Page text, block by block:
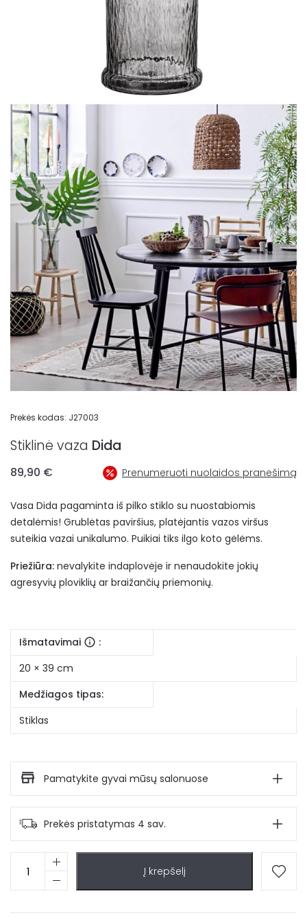
Prekės kodas: J27003
Stiklinė vaza Dida
89,90 € Prenumeruoti nuolaidos pranešimą
Vasa Dida pagaminta iš pilko stiklo su nuostabiomis
detalėmis! Grublėtas paviršius, platėjantis vazos viršus
suteikia vazai unikalumo. Puikiai tiks ilgo koto gėlėms.
Priežiūra: nevalykite indaplovėje ir nenaudokite jokių
agresyvių ploviklių ar braižančių priemonių.
Išmatavimai
:
20 × 39 cm
Medžiagos tipas:
Stiklas
Pamatykite gyvai mūsų salonuose
Prekės pristatymas 4 sav.
produkto
kiekis:
Į krepšelį